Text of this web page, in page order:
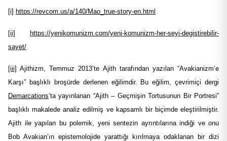
[i] https://revcom.us/a/140/Mao_true-story-en.html
[ii]
https://yenikomunizm.com/yeni-komunizm-her-seyi-degistirebilir-
sayet/
[iii] Ajithizm, Temmuz 2013’te Ajith tarafından yazılan “Avakianizm’e
Karşı” başlıklı broşürde derlenen eğilimdir. Bu eğilim, çevrimiçi dergi
Demarcations’ta yayınlanan “Ajith – Geçmişin Tortusunun Bir Portresi”
başlıklı makalede analiz edilmiş ve kapsamlı bir biçimde eleştirilmiştir.
Ajith ile yapılan bu polemik, yeni sentezin ayrıntılarına indiği ve onu
Bob Avakian’ın epistemolojide yarattığı kırılmaya odaklanan bir dizi